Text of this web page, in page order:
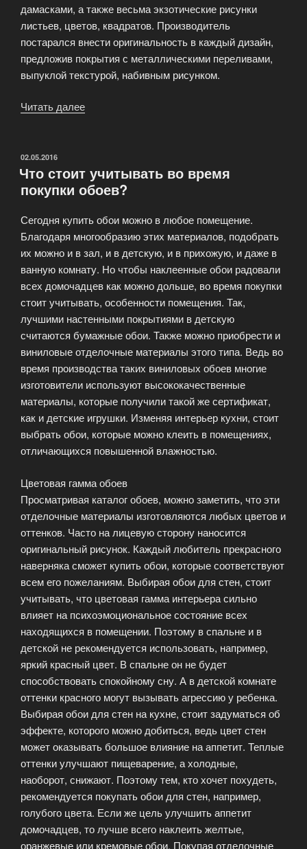
дамасками, а также весьма экзотические рисунки
листьев, цветов, квадратов. Производитель
постарался внести оригинальность в каждый дизайн,
предложив покрытия с металлическими переливами,
выпуклой текстурой, набивным рисунком.
Читать далее
стилей
интерьеров»
ОПУБЛИКОВАНО
02.05.2016
Что стоит учитывать во время
покупки обоев?
Сегодня купить обои можно в любое помещение.
Благодаря многообразию этих материалов, подобрать
их можно и в зал, и в детскую, и в прихожую, и даже в
ванную комнату. Но чтобы наклеенные обои радовали
всех домочадцев как можно дольше, во время покупки
стоит учитывать, особенности помещения. Так,
лучшими настенными покрытиями в детскую
считаются бумажные обои. Также можно приобрести и
виниловые отделочные материалы этого типа. Ведь во
время производства таких виниловых обоев многие
изготовители используют высококачественные
материалы, которые получили такой же сертификат,
как и детские игрушки. Изменяя интерьер кухни, стоит
выбрать обои, которые можно клеить в помещениях,
отличающихся повышенной влажностью.
Цветовая гамма обоев
Просматривая каталог обоев, можно заметить, что эти
отделочные материалы изготовляются любых цветов и
оттенков. Часто на лицевую сторону наносится
оригинальный рисунок. Каждый любитель прекрасного
наверняка сможет купить обои, которые соответствуют
всем его пожеланиям. Выбирая обои для стен, стоит
учитывать, что цветовая гамма интерьера сильно
влияет на психоэмоциональное состояние всех
находящихся в помещении. Поэтому в спальне и в
детской не рекомендуется использовать, например,
яркий красный цвет. В спальне он не будет
способствовать спокойному сну. А в детской комнате
оттенки красного могут вызывать агрессию у ребенка.
Выбирая обои для стен на кухне, стоит задуматься об
эффекте, которого можно добиться, ведь цвет стен
может оказывать большое влияние на аппетит. Теплые
оттенки улучшают пищеварение, а холодные,
наоборот, снижают. Поэтому тем, кто хочет похудеть,
рекомендуется покупать обои для стен, например,
голубого цвета. Если же цель улучшить аппетит
домочадцев, то лучше всего наклеить желтые,
оранжевые или кремовые обои. Покупая отделочные